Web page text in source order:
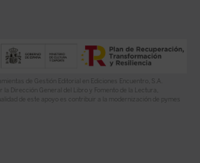
de Gestión Editorial en Ediciones Encuentro, S.A.
la Dirección General del Libro y Fomento de la Lectura,
de este apoyo es contribuir a la modernización de pymes